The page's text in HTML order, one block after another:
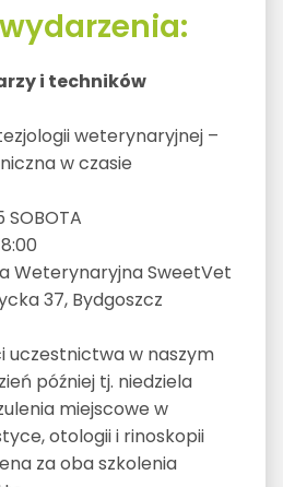
i techników
weterynaryjnej –
w czasie
SOBOTA
Weterynaryjna SweetVet
37, Bydgoszcz
uczestnictwa w naszym
później tj. niedziela
miejscowe w
otologii i rinoskopii
za oba szkolenia